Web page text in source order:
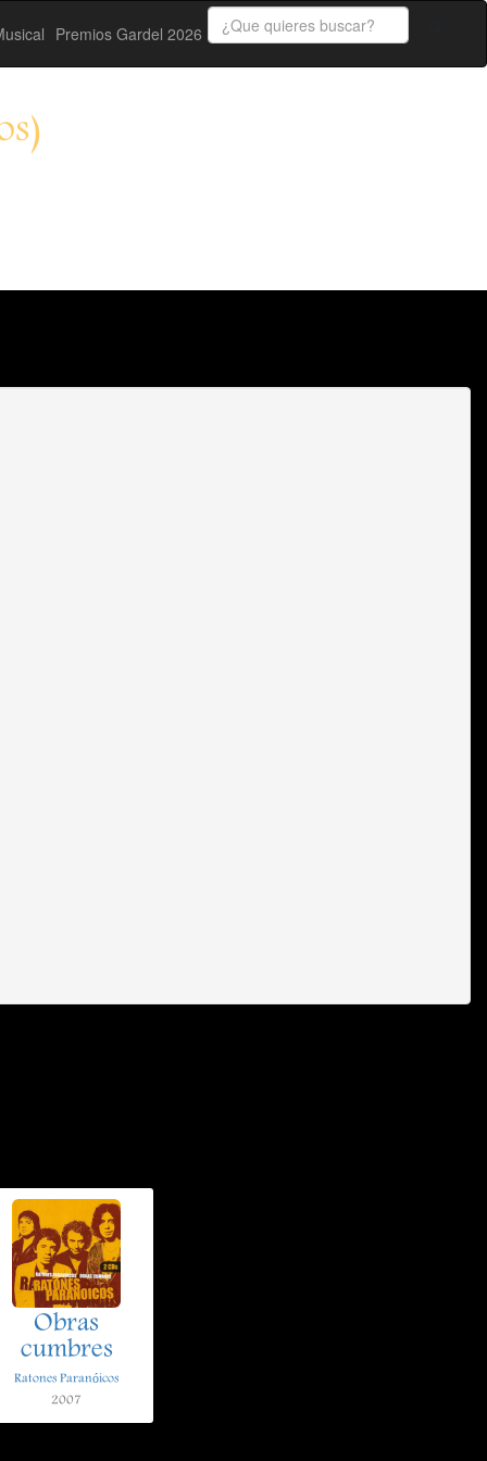
Premios Gardel 2026
Obras
cumbres
Ratones Paranóicos
2007